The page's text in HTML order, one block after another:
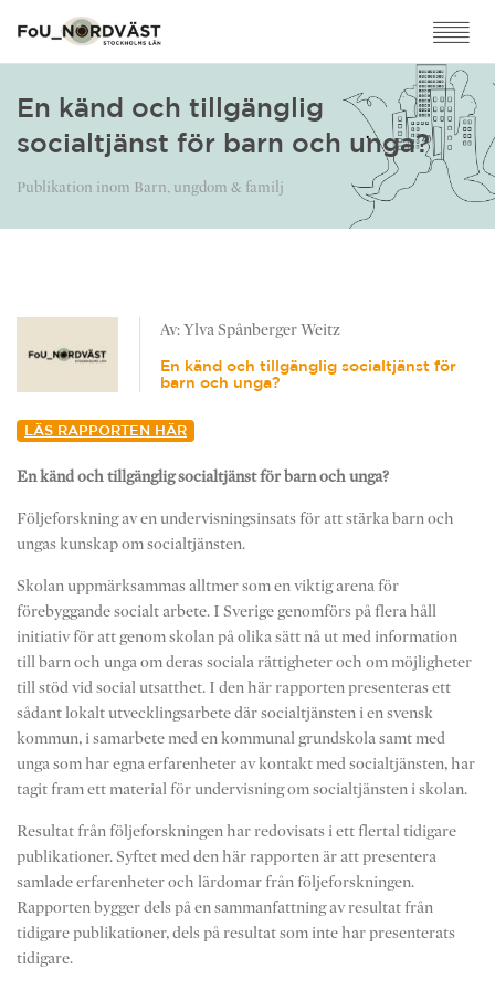
En känd och tillgänglig
socialtjänst för barn och unga?
Publikation inom Barn, ungdom & familj
Av: Ylva Spånberger Weitz
En känd och tillgänglig socialtjänst för
barn och unga?
LÄS RAPPORTEN HÄR
En känd och tillgänglig socialtjänst för barn och unga?
Följeforskning av en undervisningsinsats för att stärka barn och
ungas kunskap om socialtjänsten.
Skolan uppmärksammas alltmer som en viktig arena för
förebyggande socialt arbete. I Sverige genomförs på flera håll
initiativ för att genom skolan på olika sätt nå ut med information
till barn och unga om deras sociala rättigheter och om möjligheter
till stöd vid social utsatthet. I den här rapporten presenteras ett
sådant lokalt utvecklingsarbete där socialtjänsten i en svensk
kommun, i samarbete med en kommunal grundskola samt med
unga som har egna erfarenheter av kontakt med socialtjänsten, har
tagit fram ett material för undervisning om socialtjänsten i skolan.
Resultat från följeforskningen har redovisats i ett flertal tidigare
publikationer. Syftet med den här rapporten är att presentera
samlade erfarenheter och lärdomar från följeforskningen.
Rapporten bygger dels på en sammanfattning av resultat från
tidigare publikationer, dels på resultat som inte har presenterats
tidigare.